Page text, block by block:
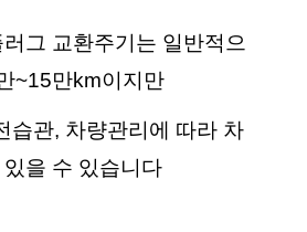
그 교환주기는 일반적으
~15만km이지만
습관, 차량관리에 따라 차
있을 수 있습니다